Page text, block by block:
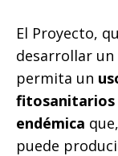
El Proyecto,
desarrollar
permita un
fitosanitarios
endémica
puede